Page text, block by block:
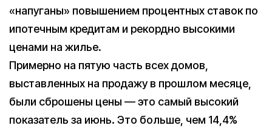
«напуганы» повышением процентных ставок по
ипотечным кредитам и рекордно высокими
ценами на жилье.
Примерно на пятую часть всех домов,
выставленных на продажу в прошлом месяце,
были сброшены цены — это самый высокий
показатель за июнь. Это больше, чем 14,4%